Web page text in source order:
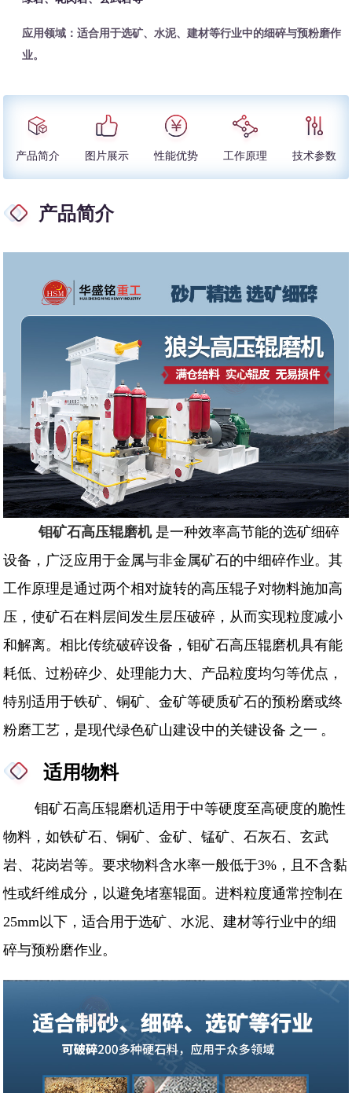
应用领域：适合用于选矿、水泥、建材等行业中的细碎与预粉磨作
业。
产品简介 图片展示 性能优势 工作原理 技术参数
产品简介
钼矿石高压辊磨机 是一种效率高节能的选矿细碎
设备，广泛应用于金属与非金属矿石的中细碎作业。其
工作原理是通过两个相对旋转的高压辊子对物料施加高
压，使矿石在料层间发生层压破碎，从而实现粒度减小
和解离。相比传统破碎设备，钼矿石高压辊磨机具有能
耗低、过粉碎少、处理能力大、产品粒度均匀等优点，
特别适用于铁矿、铜矿、金矿等硬质矿石的预粉磨或终
粉磨工艺，是现代绿色矿山建设中的关键设备 之一 。
适用物料
钼矿石高压辊磨机适用于中等硬度至高硬度的脆性
物料，如铁矿石、铜矿、金矿、锰矿、石灰石、玄武
岩、花岗岩等。要求物料含水率一般低于3%，且不含黏
性或纤维成分，以避免堵塞辊面。进料粒度通常控制在
25mm以下，适合用于选矿、水泥、建材等行业中的细
碎与预粉磨作业。